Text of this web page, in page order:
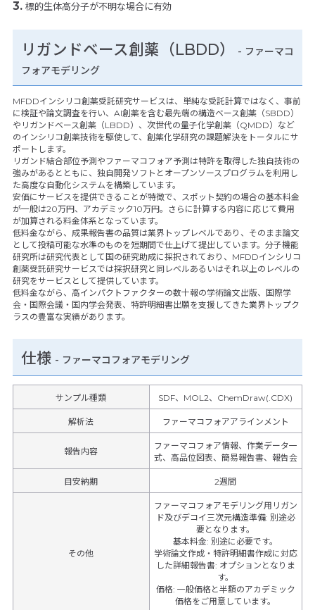
標的生体高分子が不明な場合に有効
リガンドベース創薬（LBDD）
- ファーマコ
フォアモデリング
MFDDインシリコ創薬受託研究サービスは、単純な受託計算ではなく、事前
に検証や論文調査を行い、AI創薬を含む最先端の構造ベース創薬（SBDD）
やリガンドベース創薬（LBDD）、次世代の量子化学創薬（QMDD）など
のインシリコ創薬技術を駆使して、創薬化学研究の課題解決をトータルにサ
ポートします。
リガンド結合部位予測やファーマコフォア予測は特許を取得した独自技術の
強みがあるとともに、独自開発ソフトとオープンソースプログラムを利用し
た高度な自動化システムを構築しています。
安価にサービスを提供できることが特徴で、スポット契約の場合の基本料金
が一般は20万円、アカデミック10万円。さらに計算する内容に応じて費用
が加算される料金体系となっています。
低料金ながら、成果報告書の品質は業界トップレベルであり、そのまま論文
として投稿可能な水準のものを短期間で仕上げて提出しています。分子機能
研究所は研究代表として国の研究助成に採択されており、MFDDインシリコ
創薬受託研究サービスでは採択研究と同レベルあるいはそれ以上のレベルの
研究をサービスとして提供しています。
低料金ながら、高インパクトファクターの数十報の学術論文出版、国際学
会・国際会議・国内学会発表、特許明細書出願を支援してきた業界トップク
ラスの豊富な実績があります。
仕様 - ファーマコフォアモデリング
サンプル種類 SDF、MOL2、ChemDraw(.CDX)
解析法 ファーマコフォアアラインメント
報告内容
ファーマコフォア情報、作業データ一
式、高品位図表、簡易報告書、報告会
目安納期 2週間
その他
ファーマコフォアモデリング用リガン
ド及びデコイ三次元構造準備: 別途必
要となります。
基本料金: 別途に必要です。
学術論文作成・特許明細書作成に対応
した詳細報告書: オプションとなりま
す。
価格: 一般価格と半額のアカデミック
価格をご用意しています。